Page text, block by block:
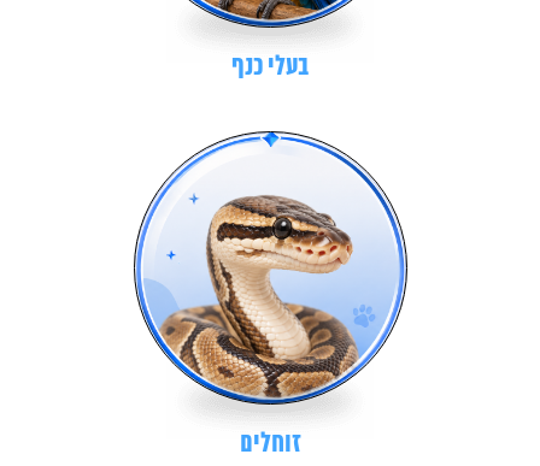
בעלי כנף
זוחלים